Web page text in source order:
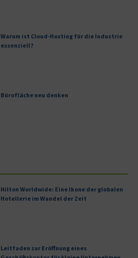
Warum ist Cloud-Hosting für die Industrie
essenziell?
Bürofläche neu denken
Hilton Worldwide: Eine Ikone der globalen
Hotellerie im Wandel der Zeit
Leitfaden zur Eröffnung eines